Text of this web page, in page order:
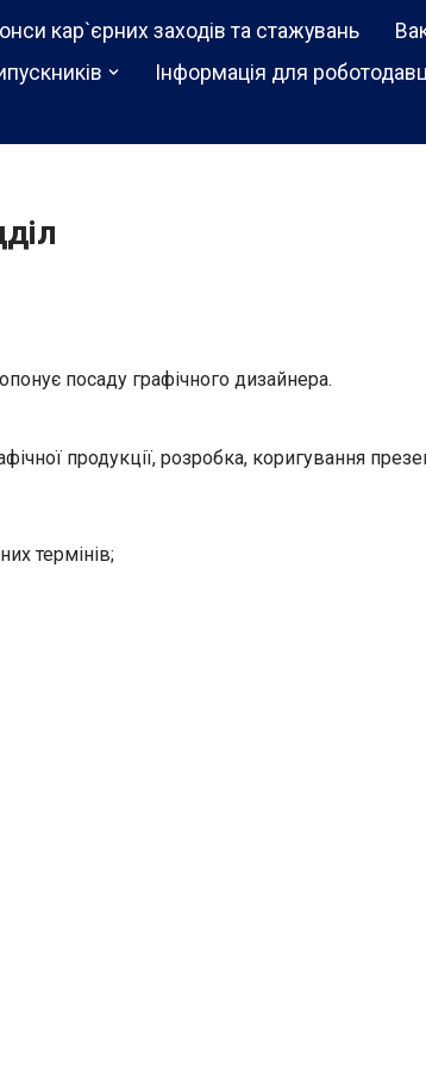
кар`єрних заходів та стажувань
Інформація для
посаду графічного дизайнера.
продукції, розробка, коригування
термінів;